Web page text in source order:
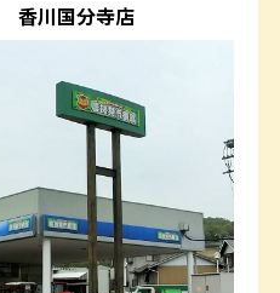
香川国分寺店